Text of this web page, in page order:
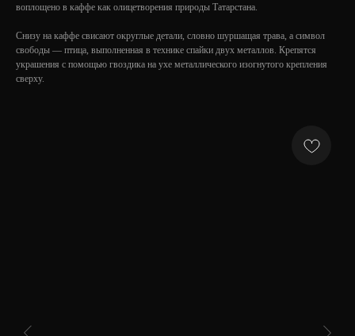
воплощено в каффе как олицетворения природы Татарстана.
Снизу на каффе свисают округлые детали, словно шуршащая трава, а символ
свободы — птица, выполненная в технике спайки двух металлов. Крепятся
украшения с помощью гвоздика на ухе металлического изогнутого крепления
сверху.